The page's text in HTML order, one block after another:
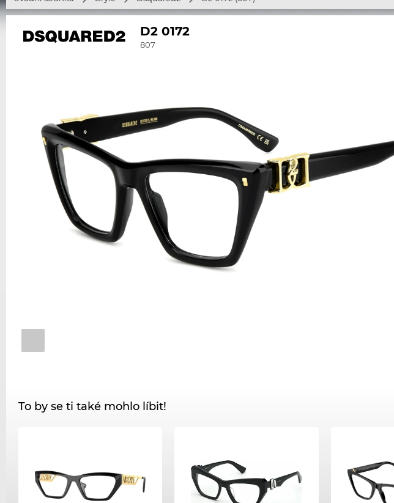
D2 0172
807
To by se ti také mohlo líbit!